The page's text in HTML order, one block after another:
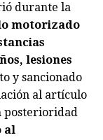
durante la
motorizado
lesiones
y sancionado
al artículo
posterioridad
al